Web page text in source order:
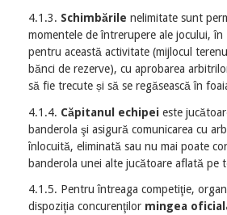
4.1.3. Schimbările nelimitate sunt
momentele de întrerupere ale jocului, în
pentru această activitate (mijlocul
bănci de rezerve), cu aprobarea
să fie trecute și să se regăsească în
4.1.4. Căpitanul echipei este
banderola şi asigură comunicarea cu
înlocuită, eliminată sau nu mai poate
banderola unei alte jucătoare aflată pe
4.1.5. Pentru întreaga competiţie,
dispoziţia concurenţilor mingea